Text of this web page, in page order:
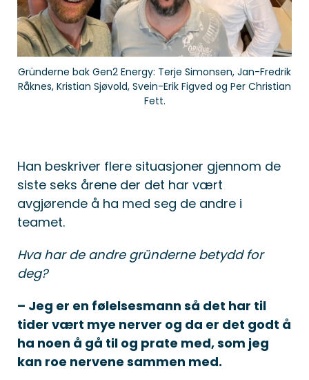
Gründerne bak Gen2 Energy: Terje Simonsen, Jan-Fredrik
Råknes, Kristian Sjøvold, Svein-Erik Figved og Per Christian
Fett.
Han beskriver flere situasjoner gjennom de
siste seks årene der det har vært
avgjørende å ha med seg de andre i
teamet.
Hva har de andre gründerne betydd for
deg?
– Jeg er en følelsesmann så det har til
tider vært mye nerver og da er det godt å
ha noen å gå til og prate med, som jeg
kan roe nervene sammen med.